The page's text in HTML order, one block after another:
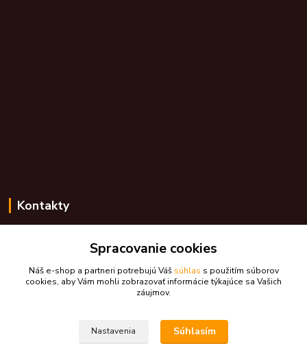
Kontakty
+421 948 776 224
skdarceky@skdarceky.sk
Spracovanie cookies
Náš e-shop a partneri potrebujú Váš súhlas s použitím súborov
cookies, aby Vám mohli zobrazovať informácie týkajúce sa Vašich
záujmov.
Nastavenia Súhlasím